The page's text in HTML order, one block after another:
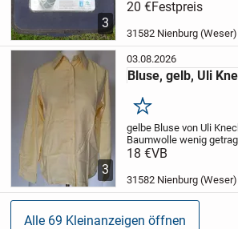
3
390, 195/60-16, 195/65-
200/60-390, 205/60-15,
20570-13, 210/55-390,
225/50-15unbenutzt...
20 €Festpreis
31582 Nienburg (Weser)
3
03.08.2026
Bluse, gelb, Uli
Merken
gelbe Bluse von Uli
Baumwolle wenig
Nichtraucherhaushalt
18 €VB
31582 Nienburg (Weser)
Alle 69 Kleinanzeigen öffnen